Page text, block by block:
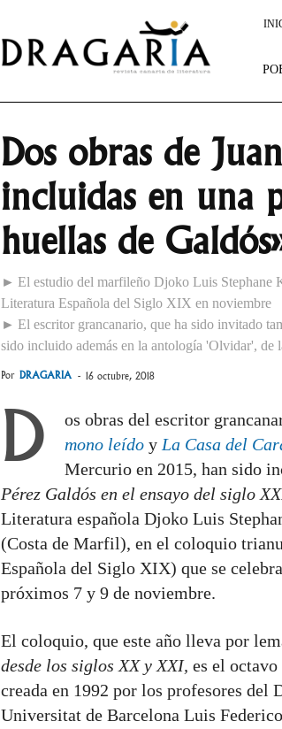
Dos obras de
incluidas en una
huellas de
► El estudio del marfileño Djoko Luis Stephane
Literatura Española del Siglo XIX en noviembre
► El escritor grancanario, que ha sido invitado
sido incluido además en la antología 'Olvidar', de
Por DRAGARIA - 16 octubre, 2018
D os obras del escritor
mono leído y La Casa del
Mercurio en 2015, han sido
Pérez Galdós en el ensayo del siglo
Literatura española Djoko Luis
(Costa de Marfil), en el coloquio
Española del Siglo XIX) que se
próximos 7 y 9 de noviembre.
El coloquio, que este año lleva por
desde los siglos XX y XXI, es el octavo
creada en 1992 por los profesores del
Universitat de Barcelona Luis